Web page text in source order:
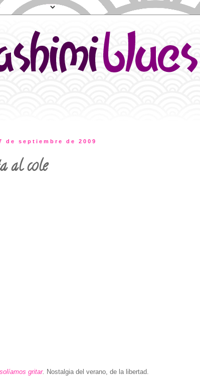
de septiembre de 2009
al cole
gritar. Nostalgia del verano, de la libertad.